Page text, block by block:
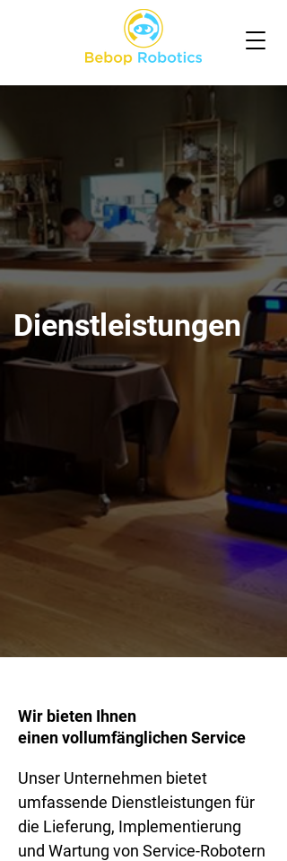
Dienstleistungen
Wir bieten Ihnen
einen vollumfänglichen Service
Unser Unternehmen bietet
umfassende Dienstleistungen für
die Lieferung, Implementierung
und Wartung von Service-Robotern